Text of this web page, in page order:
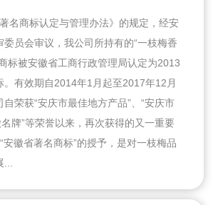
名商标认定与管理办法》的规定，经安
员会审议，我公司所持有的“一枝梅香
标被安徽省工商行政管理局认定为2013
。有效期自2014年1月起至2017年12月
荣获“安庆市最佳地方产品”、“安庆市
牌”等荣誉以来，再次获得的又一重要
徽省著名商标”的授予，是对一枝梅品